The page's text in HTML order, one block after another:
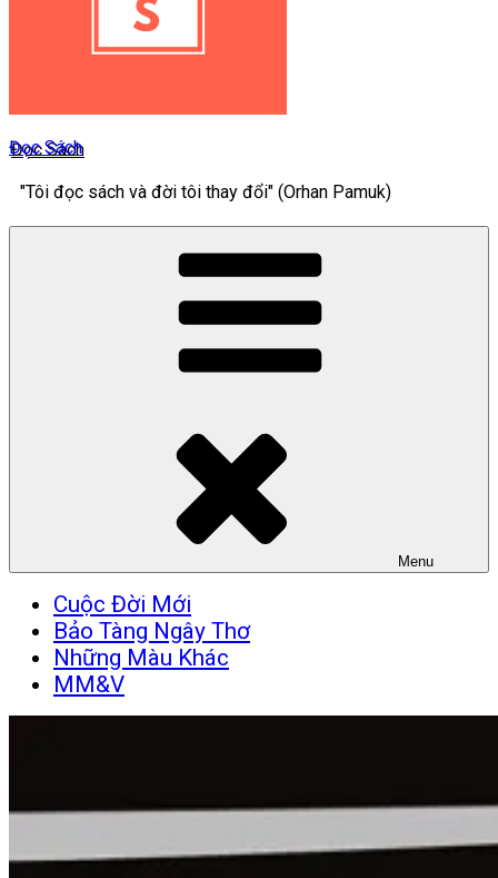
Đọc Sách
"Tôi đọc sách và đời tôi thay đổi" (Orhan Pamuk)
Menu
Cuộc Đời Mới
Bảo Tàng Ngây Thơ
Những Màu Khác
MM&V